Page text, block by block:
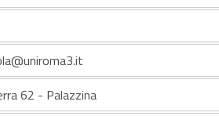
62 - Palazzina